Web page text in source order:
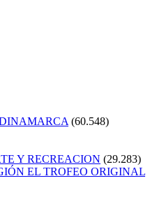
(60.548)
Y RECREACION (29.283)
EL TROFEO ORIGINAL